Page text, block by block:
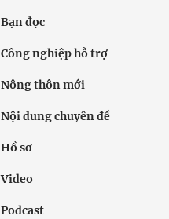
Bạn đọc
Công nghiệp hỗ trợ
Nông thôn mới
Nội dung chuyên đề
Hồ sơ
Video
Podcast